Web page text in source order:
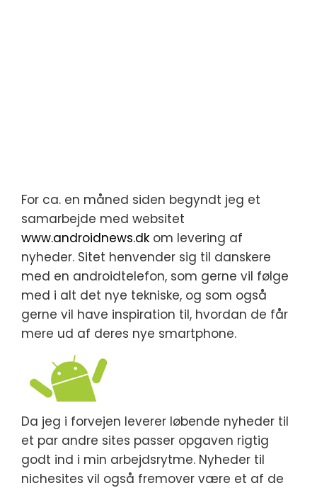
For ca. en måned siden begyndt jeg et
samarbejde med websitet
www.androidnews.dk om levering af
nyheder. Sitet henvender sig til danskere
med en androidtelefon, som gerne vil følge
med i alt det nye tekniske, og som også
gerne vil have inspiration til, hvordan de får
mere ud af deres nye smartphone.
Da jeg i forvejen leverer løbende nyheder til
et par andre sites passer opgaven rigtig
godt ind i min arbejdsrytme. Nyheder til
nichesites vil også fremover være et af de